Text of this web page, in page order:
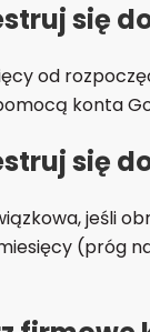
się
od
konta
się
jeśli
(próg